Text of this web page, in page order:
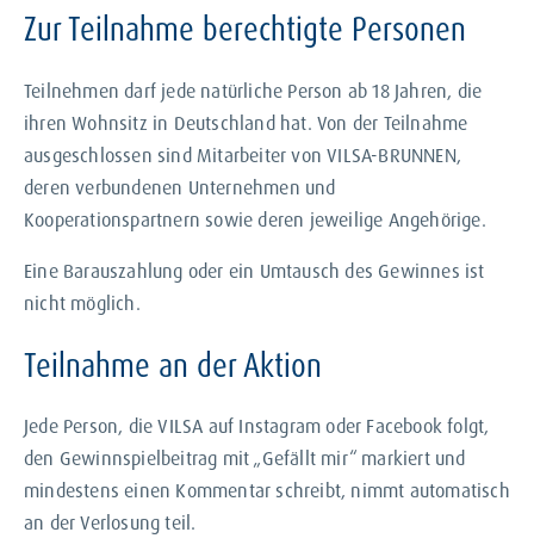
Zur Teilnahme berechtigte Personen
Teilnehmen darf jede natürliche Person ab 18 Jahren, die
ihren Wohnsitz in Deutschland hat. Von der Teilnahme
ausgeschlossen sind Mitarbeiter von VILSA-BRUNNEN,
deren verbundenen Unternehmen und
Kooperationspartnern sowie deren jeweilige Angehörige.
Eine Barauszahlung oder ein Umtausch des Gewinnes ist
nicht möglich.
Teilnahme an der Aktion
Jede Person, die VILSA auf Instagram oder Facebook folgt,
den Gewinnspielbeitrag mit „Gefällt mir“ markiert und
mindestens einen Kommentar schreibt, nimmt automatisch
an der Verlosung teil.